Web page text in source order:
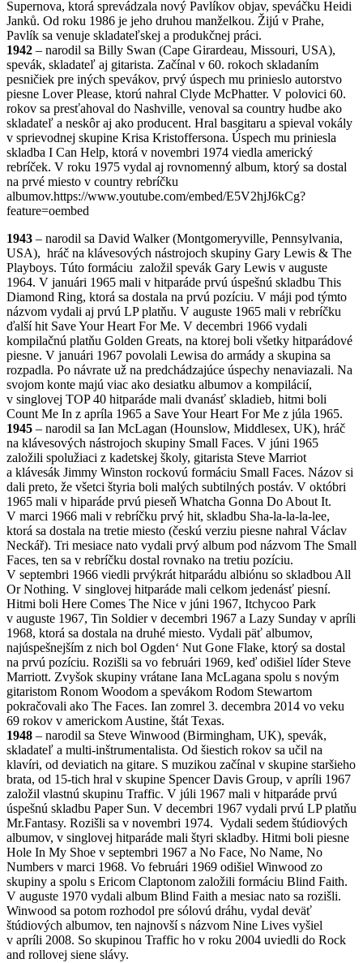
Supernova, ktorá sprevádzala nový Pavlíkov objav, speváčku Heidi
Janků. Od roku 1986 je jeho druhou manželkou. Žijú v Prahe,
Pavlík sa venuje skladateľskej a produkčnej práci.
1942 – narodil sa Billy Swan (Cape Girardeau, Missouri, USA),
spevák, skladateľ aj gitarista. Začínal v 60. rokoch skladaním
pesničiek pre iných spevákov, prvý úspech mu prinieslo autorstvo
piesne Lover Please, ktorú nahral Clyde McPhatter. V polovici 60.
rokov sa presťahoval do Nashville, venoval sa country hudbe ako
skladateľ a neskôr aj ako producent. Hral basgitaru a spieval vokály
v sprievodnej skupine Krisa Kristoffersona. Úspech mu priniesla
skladba I Can Help, ktorá v novembri 1974 viedla americký
rebríček. V roku 1975 vydal aj rovnomenný album, ktorý sa dostal
na prvé miesto v country rebríčku
albumov.https://www.youtube.com/embed/E5V2hjJ6kCg?
feature=oembed
1943 – narodil sa David Walker (Montgomeryville, Pennsylvania,
USA), hráč na klávesových nástrojoch skupiny Gary Lewis & The
Playboys. Túto formáciu založil spevák Gary Lewis v auguste
1964. V januári 1965 mali v hitparáde prvú úspešnú skladbu This
Diamond Ring, ktorá sa dostala na prvú pozíciu. V máji pod týmto
názvom vydali aj prvú LP platňu. V auguste 1965 mali v rebríčku
ďalší hit Save Your Heart For Me. V decembri 1966 vydali
kompilačnú platňu Golden Greats, na ktorej boli všetky hitparádové
piesne. V januári 1967 povolali Lewisa do armády a skupina sa
rozpadla. Po návrate už na predchádzajúce úspechy nenaviazali. Na
svojom konte majú viac ako desiatku albumov a kompilácií,
v singlovej TOP 40 hitparáde mali dvanásť skladieb, hitmi boli
Count Me In z apríla 1965 a Save Your Heart For Me z júla 1965.
1945 – narodil sa Ian McLagan (Hounslow, Middlesex, UK), hráč
na klávesových nástrojoch skupiny Small Faces. V júni 1965
založili spolužiaci z kadetskej školy, gitarista Steve Marriot
a klávesák Jimmy Winston rockovú formáciu Small Faces. Názov si
dali preto, že všetci štyria boli malých subtilných postáv. V októbri
1965 mali v hiparáde prvú pieseň Whatcha Gonna Do About It.
V marci 1966 mali v rebríčku prvý hit, skladbu Sha-la-la-la-lee,
ktorá sa dostala na tretie miesto (českú verziu piesne nahral Václav
Neckář). Tri mesiace nato vydali prvý album pod názvom The Small
Faces, ten sa v rebríčku dostal rovnako na tretiu pozíciu.
V septembri 1966 viedli prvýkrát hitparádu albiónu so skladbou All
Or Nothing. V singlovej hitparáde mali celkom jedenásť piesní.
Hitmi boli Here Comes The Nice v júni 1967, Itchycoo Park
v auguste 1967, Tin Soldier v decembri 1967 a Lazy Sunday v apríli
1968, ktorá sa dostala na druhé miesto. Vydali päť albumov,
najúspešnejším z nich bol Ogden‘ Nut Gone Flake, ktorý sa dostal
na prvú pozíciu. Rozišli sa vo februári 1969, keď odišiel líder Steve
Marriott. Zvyšok skupiny vrátane Iana McLagana spolu s novým
gitaristom Ronom Woodom a spevákom Rodom Stewartom
pokračovali ako The Faces. Ian zomrel 3. decembra 2014 vo veku
69 rokov v americkom Austine, štát Texas.
1948 – narodil sa Steve Winwood (Birmingham, UK), spevák,
skladateľ a multi-inštrumentalista. Od šiestich rokov sa učil na
klavíri, od deviatich na gitare. S muzikou začínal v skupine staršieho
brata, od 15-tich hral v skupine Spencer Davis Group, v apríli 1967
založil vlastnú skupinu Traffic. V júli 1967 mali v hitparáde prvú
úspešnú skladbu Paper Sun. V decembri 1967 vydali prvú LP platňu
Mr.Fantasy. Rozišli sa v novembri 1974. Vydali sedem štúdiových
albumov, v singlovej hitparáde mali štyri skladby. Hitmi boli piesne
Hole In My Shoe v septembri 1967 a No Face, No Name, No
Numbers v marci 1968. Vo februári 1969 odišiel Winwood zo
skupiny a spolu s Ericom Claptonom založili formáciu Blind Faith.
V auguste 1970 vydali album Blind Faith a mesiac nato sa rozišli.
Winwood sa potom rozhodol pre sólovú dráhu, vydal deväť
štúdiových albumov, ten najnovší s názvom Nine Lives vyšiel
v apríli 2008. So skupinou Traffic ho v roku 2004 uviedli do Rock
and rollovej siene slávy.